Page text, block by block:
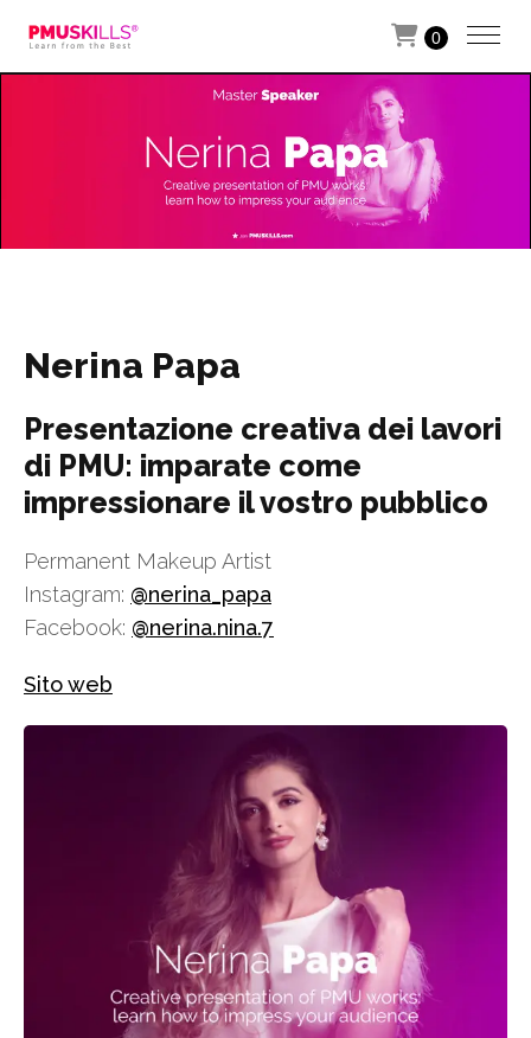
0
Nerina Papa
Presentazione creativa dei lavori
di PMU: imparate come
impressionare il vostro pubblico
Permanent Makeup Artist
Instagram: @nerina_papa
Facebook: @nerina.nina.7
Sito web